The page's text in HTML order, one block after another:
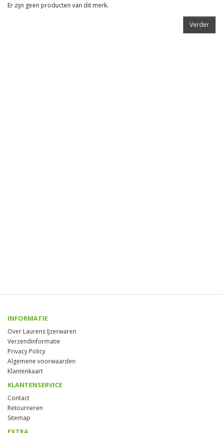
Er zijn geen producten van dit merk.
Verder
INFORMATIE
Over Laurens IJzerwaren
Verzendinformatie
Privacy Policy
Algemene voorwaarden
Klantenkaart
KLANTENSERVICE
Contact
Retourneren
Sitemap